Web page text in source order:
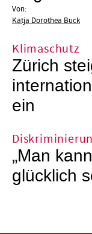
Von:
Katja Dorothea Buck
Klimaschutz
Zürich
ein
„Man
glücklich